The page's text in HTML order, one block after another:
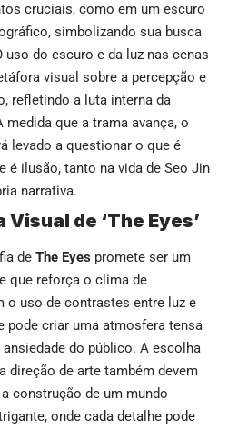
cruciais, como em um escuro
simbolizando sua busca
uso do escuro e da luz nas cenas
visual sobre a percepção e
refletindo a luta interna da
medida que a trama avança, o
levado a questionar o que é
é ilusão, tanto na vida de Seo Jin
narrativa.
de ‘The Eyes’
de The Eyes promete ser um
que reforça o clima de
o uso de contrastes entre luz e
pode criar uma atmosfera tensa
do público. A escolha
direção de arte também devem
construção de um mundo
onde cada detalhe pode